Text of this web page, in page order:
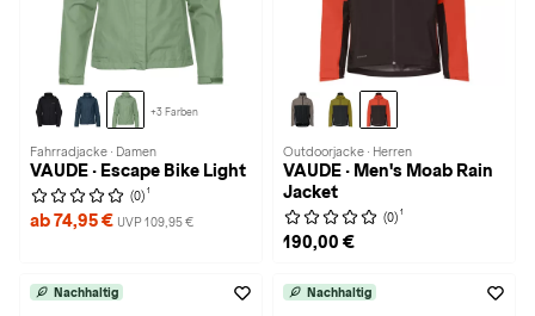
+3 Farben
Fahrradjacke · Damen
VAUDE · Escape Bike Light
(0) 1
ab 74,95 € UVP 109,95 €
Outdoorjacke · Herren
VAUDE · Men's Moab Rain
Jacket
(0) 1
190,00 €
Nachhaltig Nachhaltig